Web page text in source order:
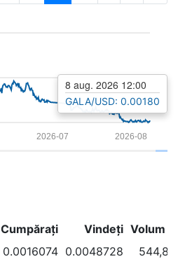
2026-08
2026-07
8 aug. 2026 12:00
GALA/USD: 0.00180
Cumpărați Vindeți Volum
0.0016074 0.0048728